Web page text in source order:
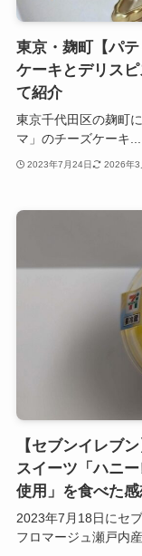
東京・麹町【パ
ケーキとデリス
て紹介
東京千代田区の麹町
マ」のチーズケーキ...
2023年7月24日 2026年3
【セブンイレブ
スイーツ「ハニ
使用」を食べた
2023年7月18日にセ
フロマージュ瀬戸内産